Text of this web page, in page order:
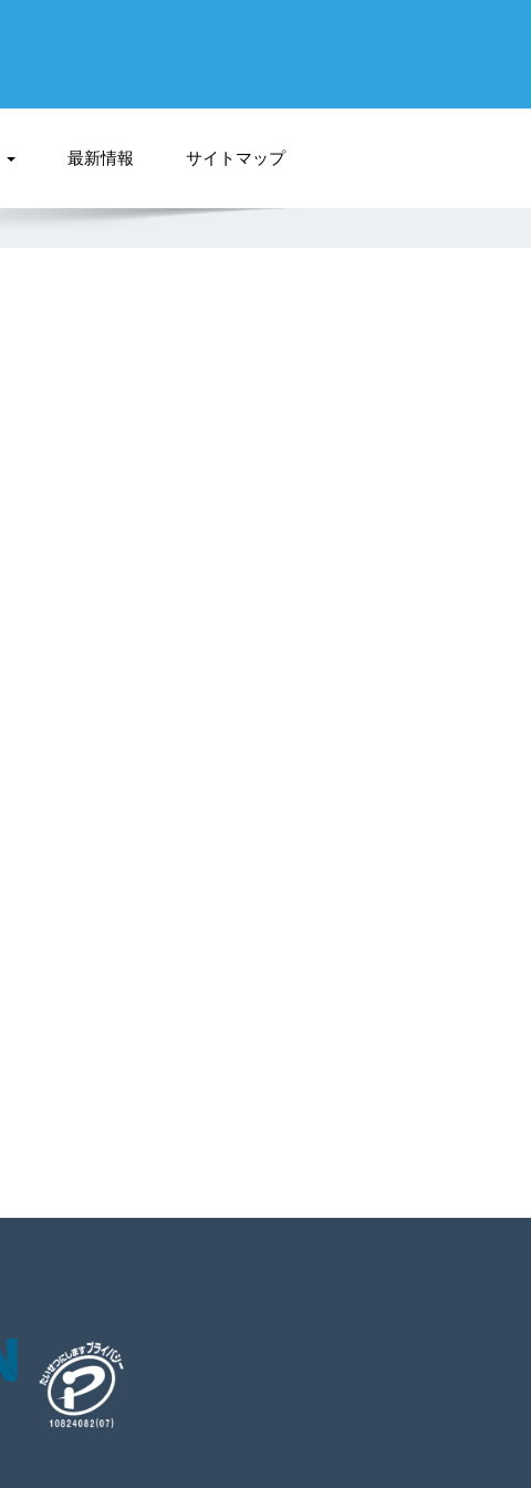
最新情報 サイトマップ